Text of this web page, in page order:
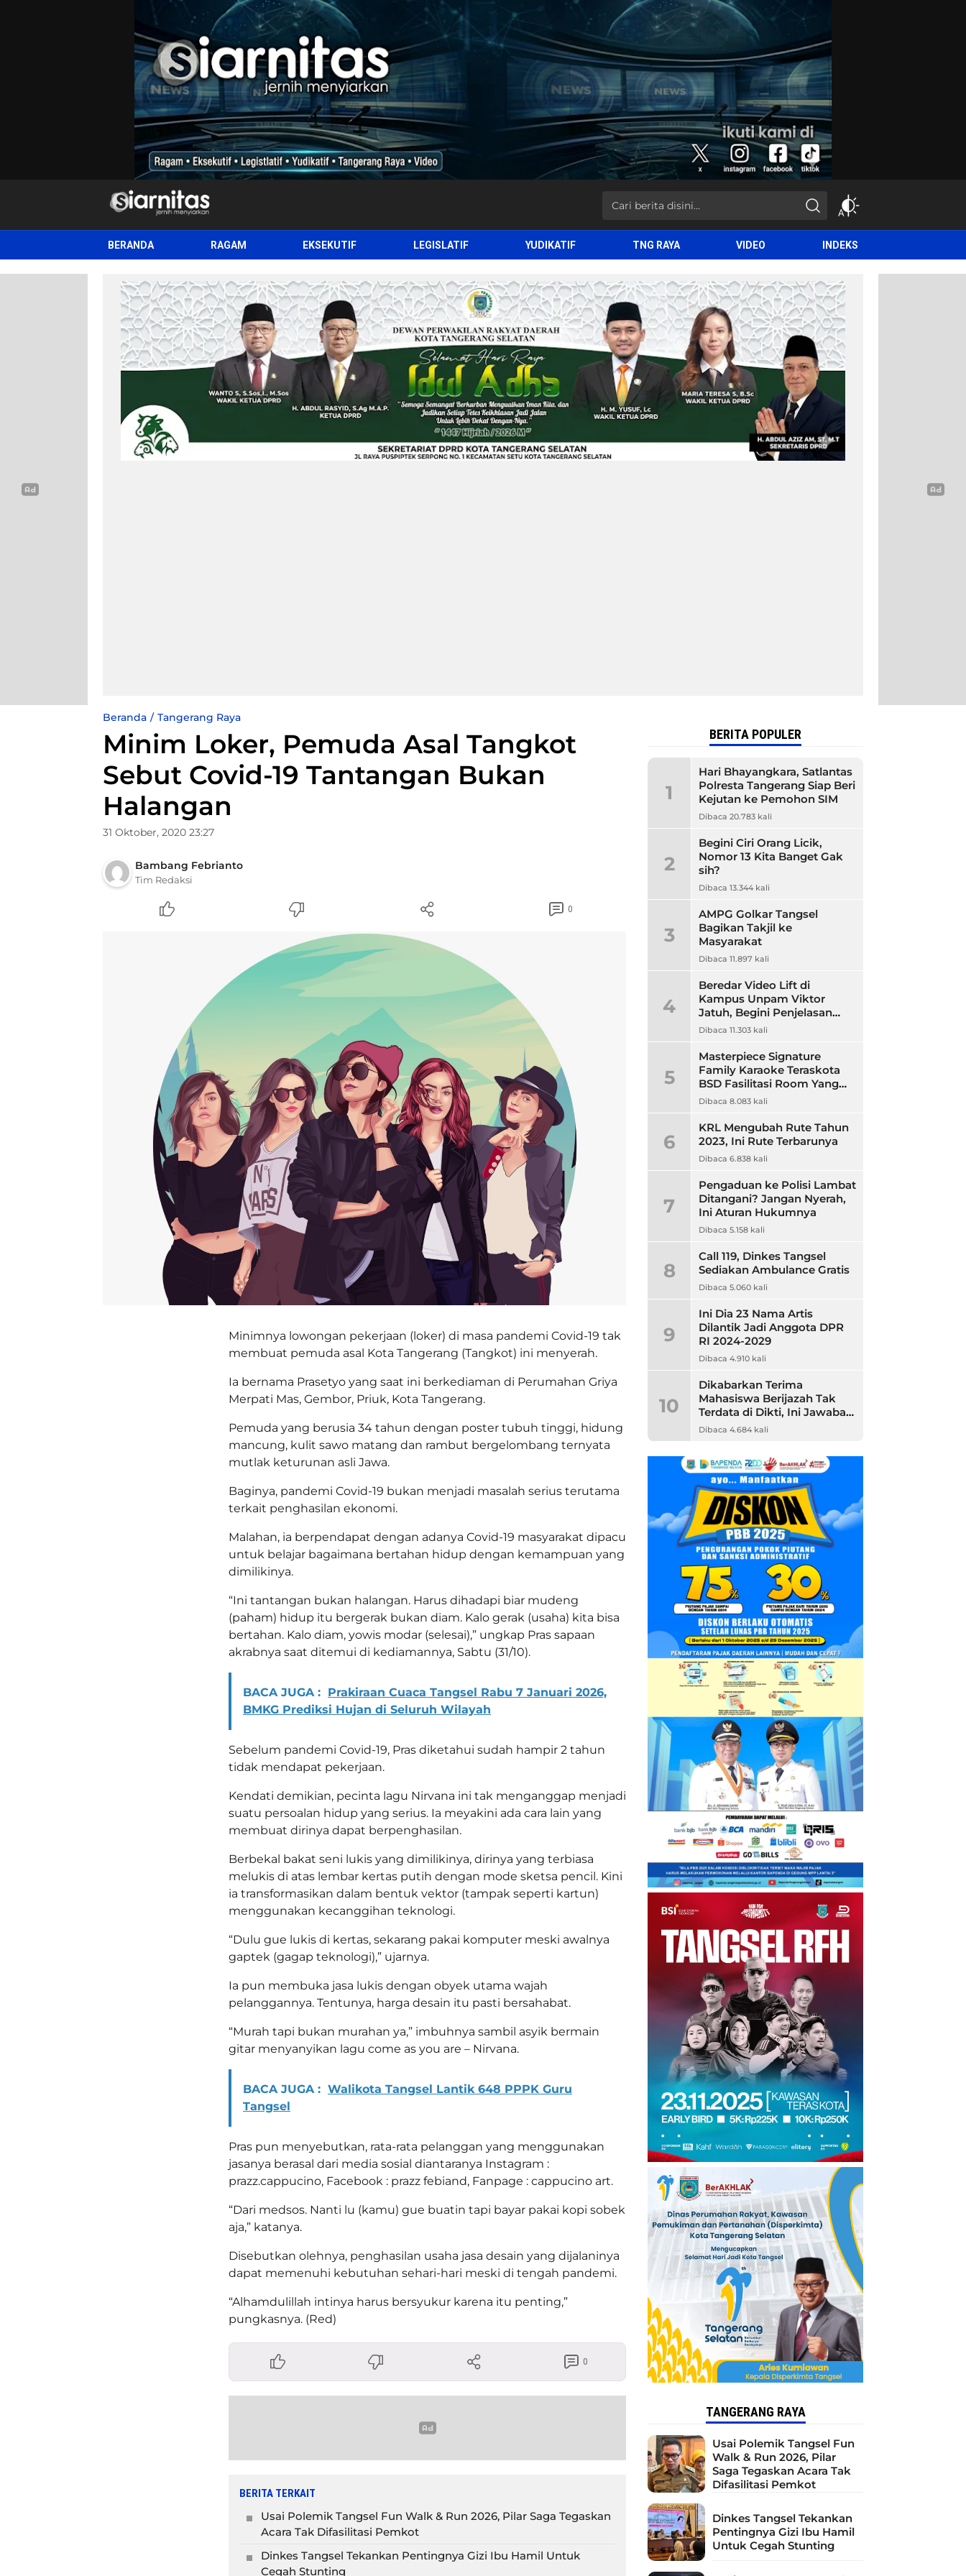
siarnitas
Jernih Menyiarkan
BERANDA RAGAM EKSEKUTIF LEGISLATIF YUDIKATIF TNG RAYA VIDEO INDEKS
Beranda Tangerang Raya
Minim Loker, Pemuda Asal Tangkot
Sebut Covid-19 Tantangan Bukan
Halangan
31 Oktober, 2020 23:27
Bambang Febrianto
Tim Redaksi
0
Minimnya lowongan pekerjaan (loker) di masa pandemi Covid-19 tak
membuat pemuda asal Kota Tangerang (Tangkot) ini menyerah.
Ia bernama Prasetyo yang saat ini berkediaman di Perumahan Griya
Merpati Mas, Gembor, Priuk, Kota Tangerang.
Pemuda yang berusia 34 tahun dengan poster tubuh tinggi, hidung
mancung, kulit sawo matang dan rambut bergelombang ternyata
mutlak keturunan asli Jawa.
Baginya, pandemi Covid-19 bukan menjadi masalah serius terutama
terkait penghasilan ekonomi.
Malahan, ia berpendapat dengan adanya Covid-19 masyarakat dipacu
untuk belajar bagaimana bertahan hidup dengan kemampuan yang
dimilikinya.
“Ini tantangan bukan halangan. Harus dihadapi biar mudeng
(paham) hidup itu bergerak bukan diam. Kalo gerak (usaha) kita bisa
bertahan. Kalo diam, yowis modar (selesai),” ungkap Pras sapaan
akrabnya saat ditemui di kediamannya, Sabtu (31/10).
BACA JUGA : Prakiraan Cuaca Tangsel Rabu 7 Januari 2026,
BMKG Prediksi Hujan di Seluruh Wilayah
Sebelum pandemi Covid-19, Pras diketahui sudah hampir 2 tahun
tidak mendapat pekerjaan.
Kendati demikian, pecinta lagu Nirvana ini tak menganggap menjadi
suatu persoalan hidup yang serius. Ia meyakini ada cara lain yang
membuat dirinya dapat berpenghasilan.
Berbekal bakat seni lukis yang dimilikinya, dirinya yang terbiasa
melukis di atas lembar kertas putih dengan mode sketsa pencil. Kini
ia transformasikan dalam bentuk vektor (tampak seperti kartun)
menggunakan kecanggihan teknologi.
“Dulu gue lukis di kertas, sekarang pakai komputer meski awalnya
gaptek (gagap teknologi),” ujarnya.
Ia pun membuka jasa lukis dengan obyek utama wajah
pelanggannya. Tentunya, harga desain itu pasti bersahabat.
“Murah tapi bukan murahan ya,” imbuhnya sambil asyik bermain
gitar menyanyikan lagu come as you are – Nirvana.
BACA JUGA : Walikota Tangsel Lantik 648 PPPK Guru
Tangsel
Pras pun menyebutkan, rata-rata pelanggan yang menggunakan
jasanya berasal dari media sosial diantaranya Instagram :
prazz.cappucino, Facebook : prazz febiand, Fanpage : cappucino art.
“Dari medsos. Nanti lu (kamu) gue buatin tapi bayar pakai kopi sobek
aja,” katanya.
Disebutkan olehnya, penghasilan usaha jasa desain yang dijalaninya
dapat memenuhi kebutuhan sehari-hari meski di tengah pandemi.
“Alhamdulillah intinya harus bersyukur karena itu penting,”
pungkasnya. (Red)
0
BERITA TERKAIT
Usai Polemik Tangsel Fun Walk & Run 2026, Pilar Saga Tegaskan
Acara Tak Difasilitasi Pemkot
Dinkes Tangsel Tekankan Pentingnya Gizi Ibu Hamil Untuk
Cegah Stunting
BERITA POPULER
1
Hari Bhayangkara, Satlantas
Polresta Tangerang Siap Beri
Kejutan ke Pemohon SIM
Dibaca 20.783 kali
2
Begini Ciri Orang Licik,
Nomor 13 Kita Banget Gak
sih?
Dibaca 13.344 kali
3
AMPG Golkar Tangsel
Bagikan Takjil ke
Masyarakat
Dibaca 11.897 kali
4
Beredar Video Lift di
Kampus Unpam Viktor
Jatuh, Begini Penjelasan
Rektor Unpam
Dibaca 11.303 kali
5
Masterpiece Signature
Family Karaoke Teraskota
BSD Fasilitasi Room Yang
Nyaman dan Harga
Dibaca 8.083 kali
6
KRL Mengubah Rute Tahun
2023, Ini Rute Terbarunya
Dibaca 6.838 kali
7
Pengaduan ke Polisi Lambat
Ditangani? Jangan Nyerah,
Ini Aturan Hukumnya
Dibaca 5.158 kali
8
Call 119, Dinkes Tangsel
Sediakan Ambulance Gratis
Dibaca 5.060 kali
9
Ini Dia 23 Nama Artis
Dilantik Jadi Anggota DPR
RI 2024-2029
Dibaca 4.910 kali
10
Dikabarkan Terima
Mahasiswa Berijazah Tak
Terdata di Dikti, Ini Jawaban
Unpam
Dibaca 4.684 kali
TANGERANG RAYA
Usai Polemik Tangsel Fun
Walk & Run 2026, Pilar
Saga Tegaskan Acara Tak
Difasilitasi Pemkot
Dinkes Tangsel Tekankan
Pentingnya Gizi Ibu Hamil
Untuk Cegah Stunting